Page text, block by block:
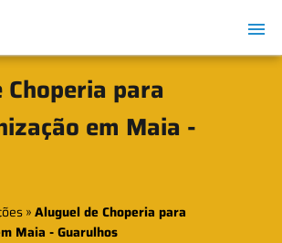
para
em Maia -
»Aluguel de Choperia para
Maia - Guarulhos